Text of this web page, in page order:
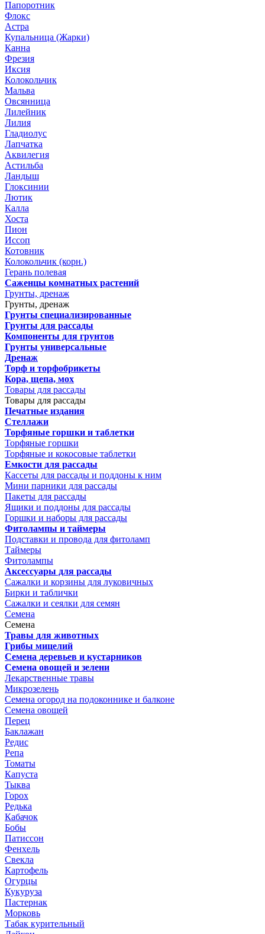
Папоротник
Флокс
Астра
Купальница (Жарки)
Канна
Фрезия
Иксия
Колокольчик
Мальва
Овсянница
Лилейник
Лилия
Гладиолус
Лапчатка
Аквилегия
Астильба
Ландыш
Глоксинии
Лютик
Калла
Хоста
Пион
Иссоп
Котовник
Колокольчик (корн.)
Герань полевая
Саженцы комнатных растений
Грунты, дренаж
Грунты, дренаж
Грунты специализированные
Грунты для рассады
Компоненты для грунтов
Грунты универсальные
Дренаж
Торф и торфобрикеты
Кора, щепа, мох
Товары для рассады
Товары для рассады
Печатные издания
Стеллажи
Торфяные горшки и таблетки
Торфяные горшки
Торфяные и кокосовые таблетки
Емкости для рассады
Кассеты для рассады и поддоны к ним
Мини парники для рассады
Пакеты для рассады
Ящики и поддоны для рассады
Горшки и наборы для рассады
Фитолампы и таймеры
Подставки и провода для фитоламп
Таймеры
Фитолампы
Аксессуары для рассады
Сажалки и корзины для луковичных
Бирки и таблички
Сажалки и сеялки для семян
Семена
Семена
Травы для животных
Грибы мицелий
Семена деревьев и кустарников
Семена овощей и зелени
Лекарственные травы
Микрозелень
Семена огород на подоконнике и балконе
Семена овощей
Перец
Баклажан
Редис
Репа
Томаты
Капуста
Тыква
Горох
Редька
Кабачок
Бобы
Патиссон
Фенхель
Свекла
Картофель
Огурцы
Кукуруза
Пастернак
Морковь
Табак курительный